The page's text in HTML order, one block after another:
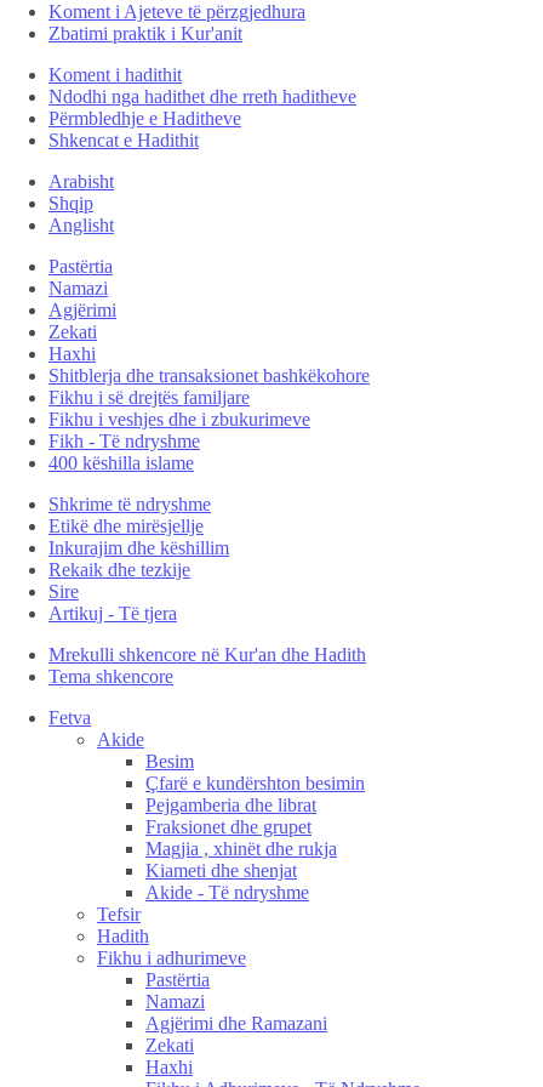
Koment i Ajeteve të përzgjedhura
Zbatimi praktik i Kur'anit
Koment i hadithit
Ndodhi nga hadithet dhe rreth haditheve
Përmbledhje e Haditheve
Shkencat e Hadithit
Arabisht
Shqip
Anglisht
Pastërtia
Namazi
Agjërimi
Zekati
Haxhi
Shitblerja dhe transaksionet bashkëkohore
Fikhu i së drejtës familjare
Fikhu i veshjes dhe i zbukurimeve
Fikh - Të ndryshme
400 këshilla islame
Shkrime të ndryshme
Etikë dhe mirësjellje
Inkurajim dhe këshillim
Rekaik dhe tezkije
Sire
Artikuj - Të tjera
Mrekulli shkencore në Kur'an dhe Hadith
Tema shkencore
Fetva
Akide
Besim
Çfarë e kundërshton besimin
Pejgamberia dhe librat
Fraksionet dhe grupet
Magjia , xhinët dhe rukja
Kiameti dhe shenjat
Akide - Të ndryshme
Tefsir
Hadith
Fikhu i adhurimeve
Pastërtia
Namazi
Agjërimi dhe Ramazani
Zekati
Haxhi